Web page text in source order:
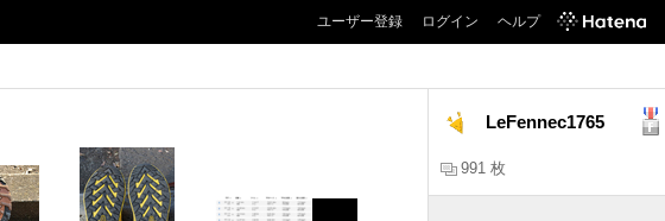
ユーザー登録 ログイン ヘルプ
LeFennec1765
991 枚